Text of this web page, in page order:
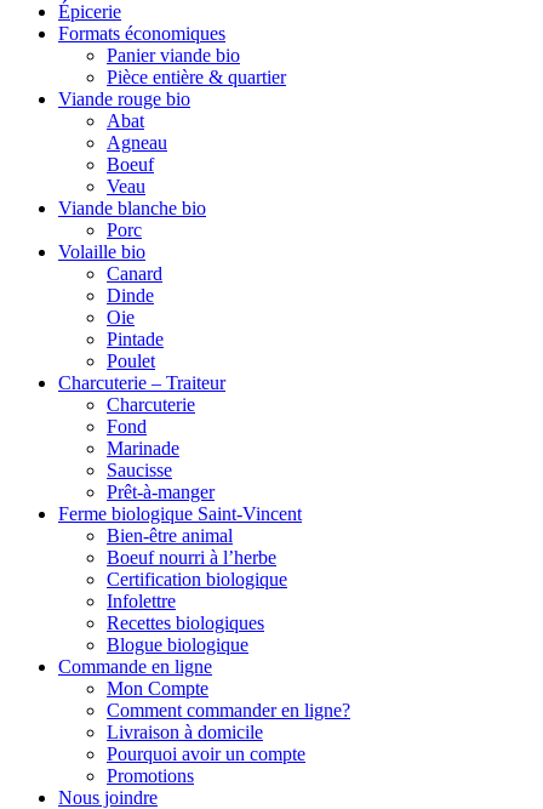
Épicerie
Formats économiques
Panier viande bio
Pièce entière & quartier
Viande rouge bio
Abat
Agneau
Boeuf
Veau
Viande blanche bio
Porc
Volaille bio
Canard
Dinde
Oie
Pintade
Poulet
Charcuterie – Traiteur
Charcuterie
Fond
Marinade
Saucisse
Prêt-à-manger
Ferme biologique Saint-Vincent
Bien-être animal
Boeuf nourri à l’herbe
Certification biologique
Infolettre
Recettes biologiques
Blogue biologique
Commande en ligne
Mon Compte
Comment commander en ligne?
Livraison à domicile
Pourquoi avoir un compte
Promotions
Nous joindre